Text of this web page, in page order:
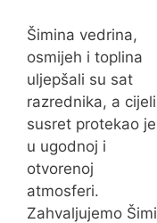
Šimina vedrina,
osmijeh i toplina
uljepšali su sat
razrednika, a cijeli
susret protekao je
u ugodnoj i
otvorenoj
atmosferi.
Zahvaljujemo Šimi